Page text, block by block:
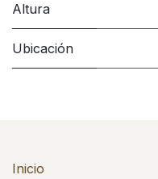
Altura
Ubicación
Inicio